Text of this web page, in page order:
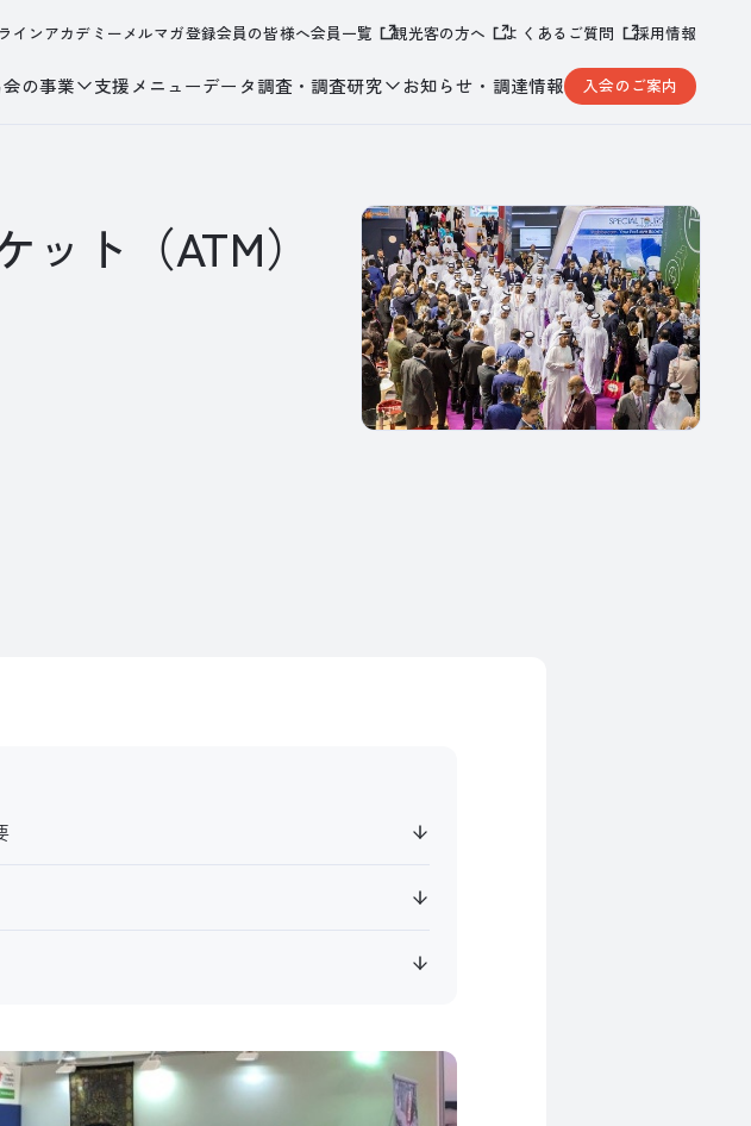
インアカデミーメルマガ登録会員の皆様へ会員一覧 観光客の方へ よくあるご質問 採用情報
の事業 支援メニューデータ調査・調査研究 お知らせ・調達情報 入会のご案内
ト（ATM）